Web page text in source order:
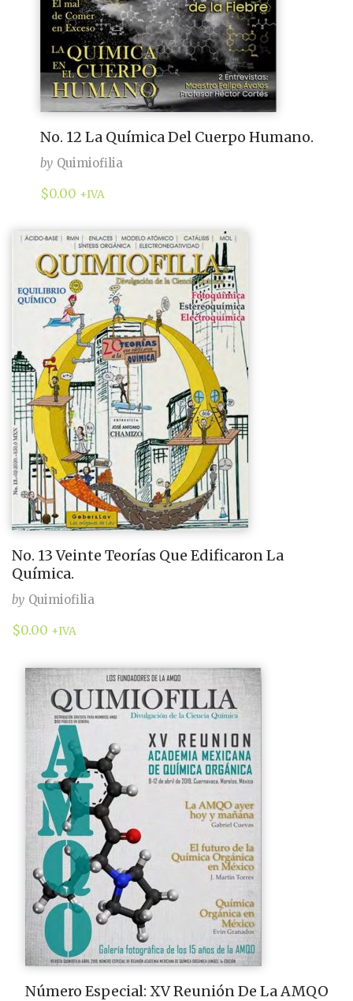
No. 12 La Química Del Cuerpo Humano.
by Quimiofilia
$0.00 +IVA
No. 13 Veinte Teorías Que Edificaron La
Química.
by Quimiofilia
$0.00 +IVA
Número Especial: XV Reunión De La AMQO